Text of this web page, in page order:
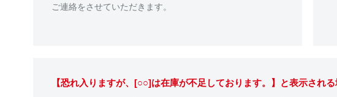
ご連絡をさせていただきます。
【恐れ入りますが、[○○]は在庫が不足しております。】と表示され